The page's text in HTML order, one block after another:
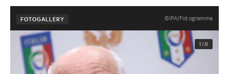
FOTOGALLERY ©IPA/Fotogramma
1/8